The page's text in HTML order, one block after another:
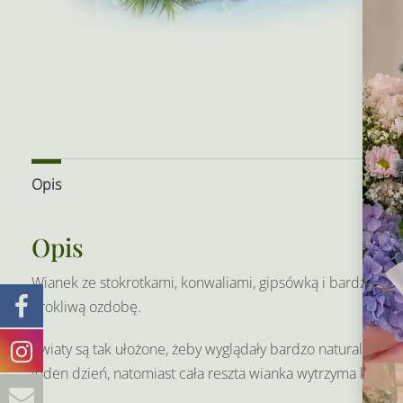
Opis
Opis
Wianek ze stokrotkami, konwaliami, gipsówką i bardzo
urokliwą ozdobę.
Kwiaty są tak ułożone, żeby wyglądały bardzo naturalnie
jeden dzień, natomiast cała reszta wianka wytrzyma kilka